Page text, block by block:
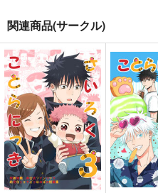
ことらにっき２０
Harm
944 円 （税込）
五条悟×虎杖悠仁
サンプル
作品詳細
ことらに
Harm
1,100円
五条悟×虎
サ
作
関連商品(サークル)